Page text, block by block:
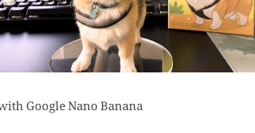
Google Nano Banana